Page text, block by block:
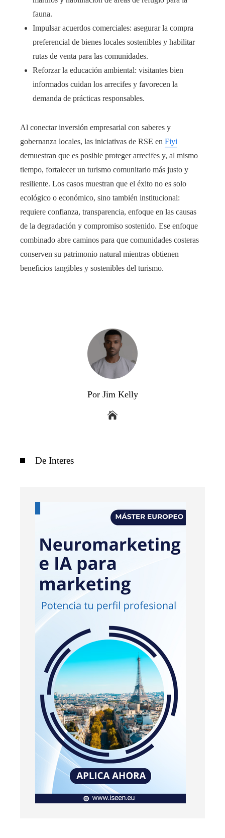
fauna.
Impulsar acuerdos comerciales: asegurar la compra
preferencial de bienes locales sostenibles y habilitar
rutas de venta para las comunidades.
Reforzar la educación ambiental: visitantes bien
informados cuidan los arrecifes y favorecen la
demanda de prácticas responsables.
Al conectar inversión empresarial con saberes y
gobernanza locales, las iniciativas de RSE en Fiyi
demuestran que es posible proteger arrecifes y, al mismo
tiempo, fortalecer un turismo comunitario más justo y
resiliente. Los casos muestran que el éxito no es solo
ecológico o económico, sino también institucional:
requiere confianza, transparencia, enfoque en las causas
de la degradación y compromiso sostenido. Ese enfoque
combinado abre caminos para que comunidades costeras
conserven su patrimonio natural mientras obtienen
beneficios tangibles y sostenibles del turismo.
Por Jim Kelly
De Interes